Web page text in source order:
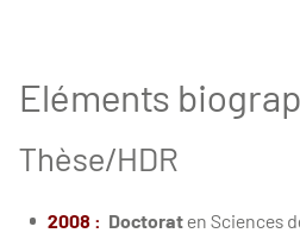
Eléments
Thèse/HDR
2008 : Doctoraten Sciences